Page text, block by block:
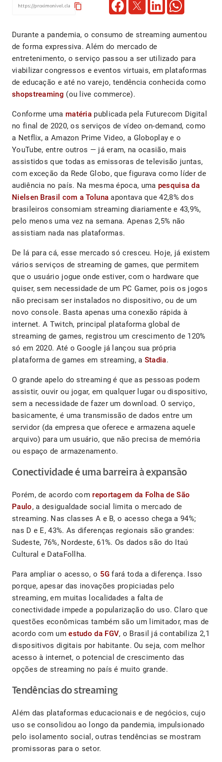
content_copy
Durante a pandemia, o consumo de streaming aumentou
de forma expressiva. Além do mercado de
entretenimento, o serviço passou a ser utilizado para
viabilizar congressos e eventos virtuais, em plataformas
de educação e até no varejo, tendência conhecida como
shopstreaming (ou live commerce).
Conforme uma matéria publicada pela Futurecom Digital
no final de 2020, os serviços de vídeo on-demand, como
a Netflix, a Amazon Prime Video, a Globoplay e o
YouTube, entre outros — já eram, na ocasião, mais
assistidos que todas as emissoras de televisão juntas,
com exceção da Rede Globo, que figurava como líder de
audiência no país. Na mesma época, uma pesquisa da
Nielsen Brasil com a Toluna apontava que 42,8% dos
brasileiros consomiam streaming diariamente e 43,9%,
pelo menos uma vez na semana. Apenas 2,5% não
assistiam nada nas plataformas.
De lá para cá, esse mercado só cresceu. Hoje, já existem
vários serviços de streaming de games, que permitem
que o usuário jogue onde estiver, com o hardware que
quiser, sem necessidade de um PC Gamer, pois os jogos
não precisam ser instalados no dispositivo, ou de um
novo console. Basta apenas uma conexão rápida à
internet. A Twitch, principal plataforma global de
streaming de games, registrou um crescimento de 120%
só em 2020. Até o Google já lançou sua própria
plataforma de games em streaming, a Stadia.
O grande apelo do streaming é que as pessoas podem
assistir, ouvir ou jogar, em qualquer lugar ou dispositivo,
sem a necessidade de fazer um download. O serviço,
basicamente, é uma transmissão de dados entre um
servidor (da empresa que oferece e armazena aquele
arquivo) para um usuário, que não precisa de memória
ou espaço de armazenamento.
Conectividade é uma barreira à expansão
Porém, de acordo comreportagem da Folha de São
Paulo, a desigualdade social limita o mercado de
streaming. Nas classes A e B, o acesso chega a 94%;
nas D e E, 43%. As diferenças regionais são grandes:
Sudeste, 76%, Nordeste, 61%. Os dados são do Itaú
Cultural e DataFollha.
Para ampliar o acesso, o 5G fará toda a diferença. Isso
porque, apesar das inovações propiciadas pelo
streaming, em muitas localidades a falta de
conectividade impede a popularização do uso. Claro que
questões econômicas também são um limitador, mas de
acordo com umestudo da FGV, o Brasil já contabiliza 2,1
dispositivos digitais por habitante. Ou seja, com melhor
acesso à internet, o potencial de crescimento das
opções de streaming no país é muito grande.
Tendências do streaming
Além das plataformas educacionais e de negócios, cujo
uso se consolidou ao longo da pandemia, impulsionado
pelo isolamento social, outras tendências se mostram
promissoras para o setor.